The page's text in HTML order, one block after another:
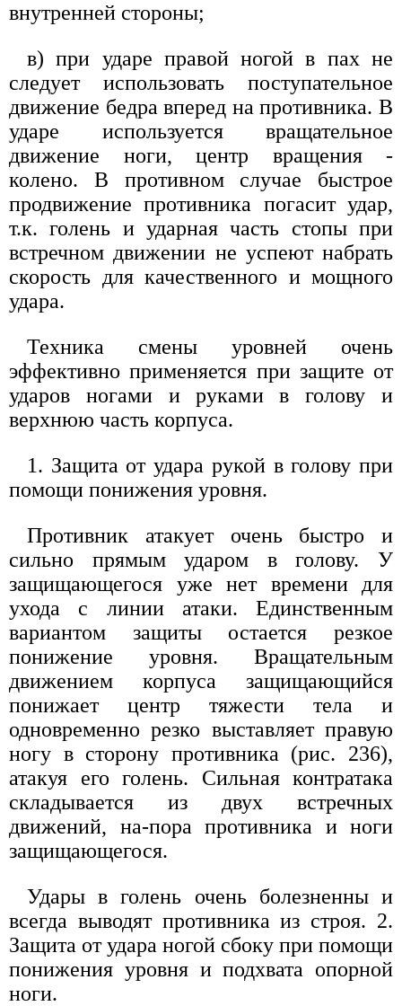
внутренней стороны;
в) при ударе правой ногой в пах не
следует использовать поступательное
движение бедра вперед на противника. В
ударе используется вращательное
движение ноги, центр вращения -
колено. В противном случае быстрое
продвижение противника погасит удар,
т.к. голень и ударная часть стопы при
встречном движении не успеют набрать
скорость для качественного и мощного
удара.
Техника смены уровней очень
эффективно применяется при защите от
ударов ногами и руками в голову и
верхнюю часть корпуса.
1. Защита от удара рукой в голову при
помощи понижения уровня.
Противник атакует очень быстро и
сильно прямым ударом в голову. У
защищающегося уже нет времени для
ухода с линии атаки. Единственным
вариантом защиты остается резкое
понижение уровня. Вращательным
движением корпуса защищающийся
понижает центр тяжести тела и
одновременно резко выставляет правую
ногу в сторону противника (рис. 236),
атакуя его голень. Сильная контратака
складывается из двух встречных
движений, на-пора противника и ноги
защищающегося.
Удары в голень очень болезненны и
всегда выводят противника из строя. 2.
Защита от удара ногой сбоку при помощи
понижения уровня и подхвата опорной
ноги.